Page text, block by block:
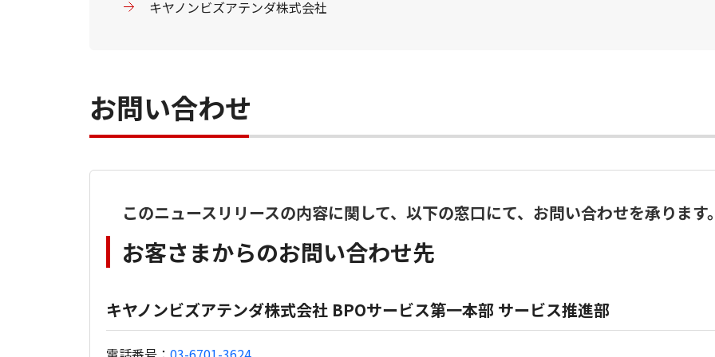
キヤノンビズアテンダ株式会社
お問い合わせ
このニュースリリースの内容に関して、以下の窓口にて、お問い合わせを承ります
お客さまからのお問い合わせ先
キヤノンビズアテンダ株式会社 BPOサービス第一本部 サービス推進部